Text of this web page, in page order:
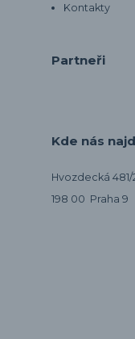
Kontakty
Partneři
Kde nás
Hvozdecká 481/
198 00 Praha 9